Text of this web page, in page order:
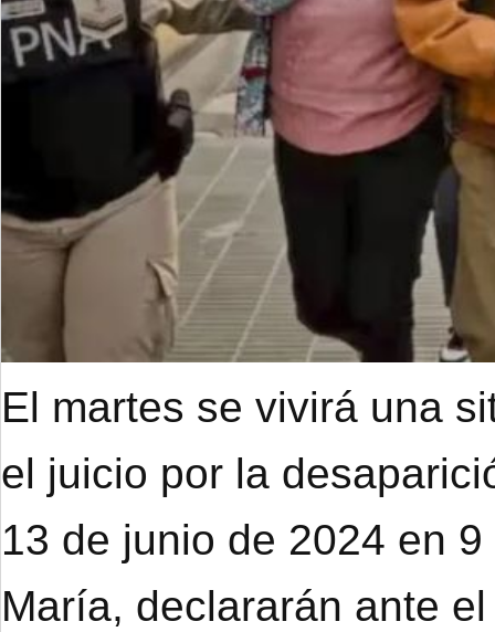
El martes se vivirá una
el juicio por la
13 de junio de 2024 en
María, declararán ante